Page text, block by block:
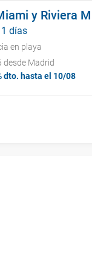
y Riviera
días
en playa
Madrid
dto. hasta el 10/08